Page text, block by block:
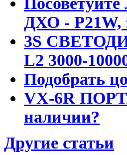
ДХО - P21W,
3S
L2 3000-
Подобрать
VX-6R
наличии?
Другие статьи